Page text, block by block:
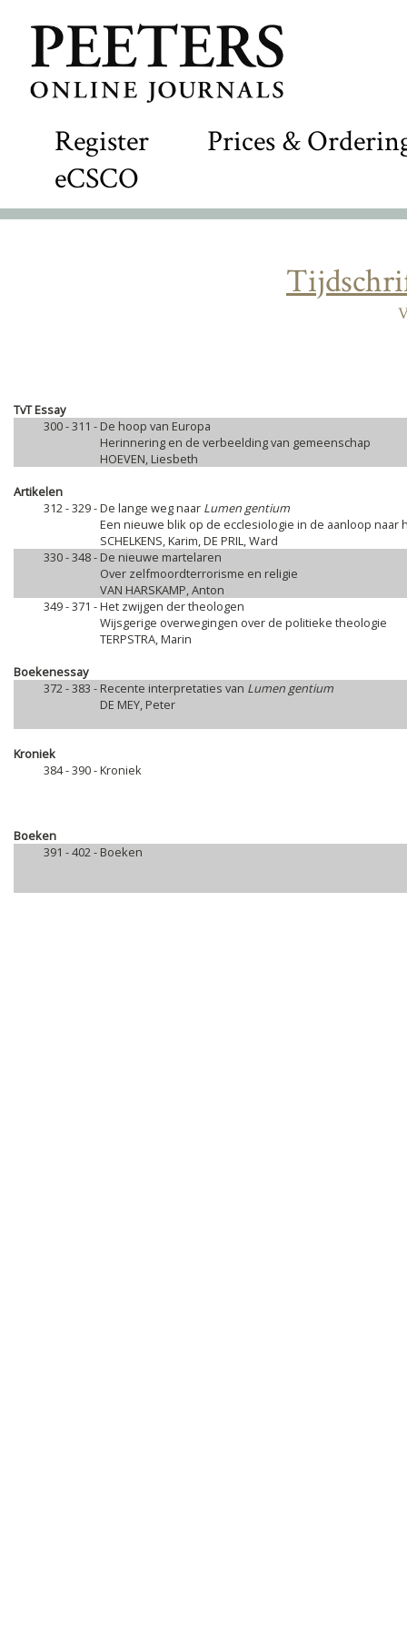
Register
Prices &
eCSCO
TvT Essay
300 - 311 - De hoop van Europa
Herinnering en de verbeelding van gemeenschap
HOEVEN, Liesbeth
Artikelen
312 - 329 -De lange weg naar Lumen gentium
Een nieuwe blik op de ecclesiologie in de aanloop naar
SCHELKENS, Karim, DE PRIL, Ward
330 - 348 - De nieuwe martelaren
Over zelfmoordterrorisme en religie
VAN HARSKAMP, Anton
349 - 371 -Het zwijgen der theologen
Wijsgerige overwegingen over de politieke theologie
TERPSTRA, Marin
Boekenessay
372 - 383 - Recente interpretaties van Lumen gentium
DE MEY, Peter
Kroniek
384 - 390 -Kroniek
Boeken
391 - 402 - Boeken